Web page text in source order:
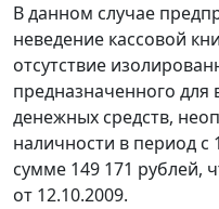
В данном случае
неведение кассовой
отсутствие
предназначенного
денежных средств,
наличности в период с
сумме 149 171 рублей,
от 12.10.2009.